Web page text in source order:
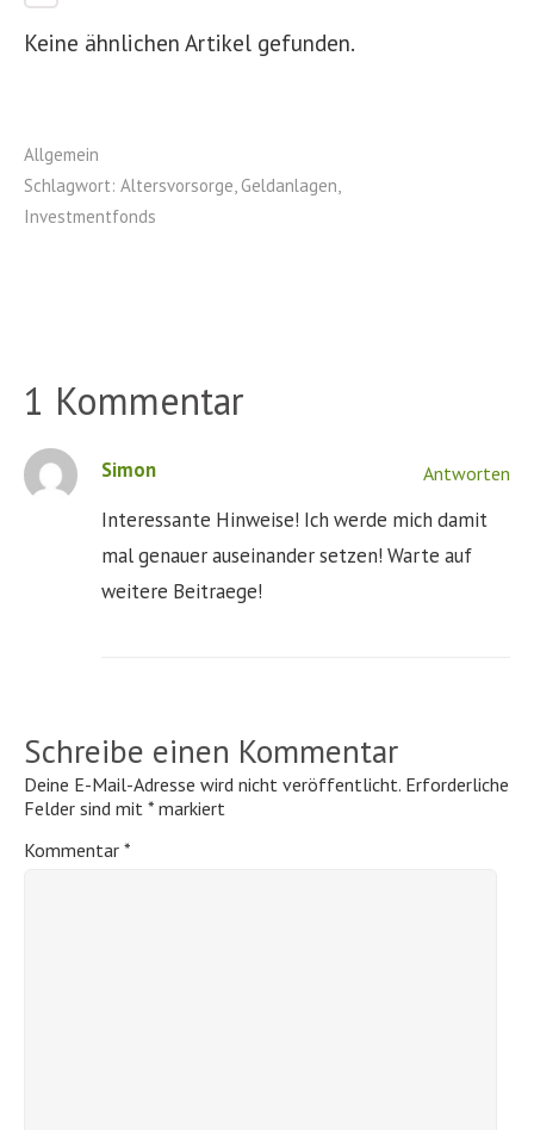
Keine ähnlichen Artikel gefunden.
Allgemein
Schlagwort: Altersvorsorge, Geldanlagen,
Investmentfonds
1 Kommentar
Simon Antworten
Interessante Hinweise! Ich werde mich damit
mal genauer auseinander setzen! Warte auf
weitere Beitraege!
Schreibe einen Kommentar
Deine E-Mail-Adresse wird nicht veröffentlicht. Erforderliche
Felder sind mit * markiert
Kommentar *